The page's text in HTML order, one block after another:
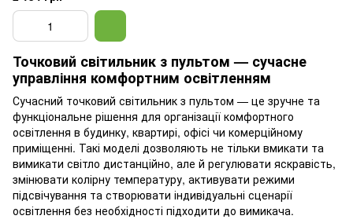
Точковий світильник з пультом — сучасне
управління комфортним освітленням
Сучасний точковий світильник з пультом — це зручне та
функціональне рішення для організації комфортного
освітлення в будинку, квартирі, офісі чи комерційному
приміщенні. Такі моделі дозволяють не тільки вмикати та
вимикати світло дистанційно, але й регулювати яскравість,
змінювати колірну температуру, активувати режими
підсвічування та створювати індивідуальні сценарії
освітлення без необхідності підходити до вимикача.